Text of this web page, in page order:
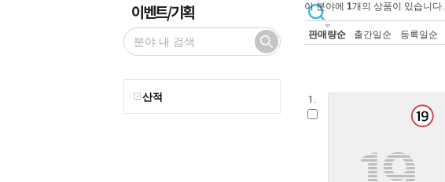
이벤트/기획
산적
이 분야에 1개의 상품이 있습니다.
판매량순 출간일순 등록일순
1.